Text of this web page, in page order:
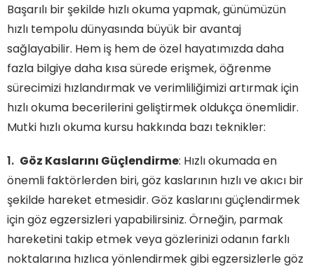
Başarılı bir şekilde hızlı okuma yapmak, günümüzün
hızlı tempolu dünyasında büyük bir avantaj
sağlayabilir. Hem iş hem de özel hayatımızda daha
fazla bilgiye daha kısa sürede erişmek, öğrenme
sürecimizi hızlandırmak ve verimliliğimizi artırmak için
hızlı okuma becerilerini geliştirmek oldukça önemlidir.
Mutki hızlı okuma kursu hakkında bazı teknikler:
Göz Kaslarını Güçlendirme: Hızlı okumada en
önemli faktörlerden biri, göz kaslarının hızlı ve akıcı bir
şekilde hareket etmesidir. Göz kaslarını güçlendirmek
için göz egzersizleri yapabilirsiniz. Örneğin, parmak
hareketini takip etmek veya gözlerinizi odanın farklı
noktalarına hızlıca yönlendirmek gibi egzersizlerle göz